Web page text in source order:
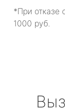
*При отказе
1000 руб.